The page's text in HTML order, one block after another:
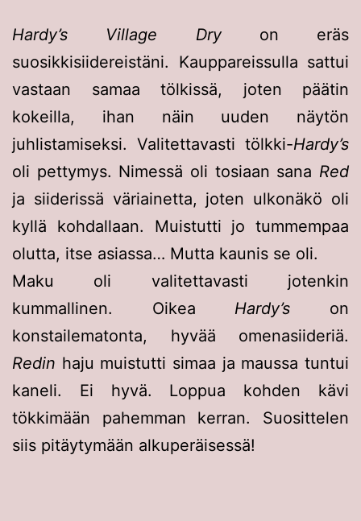
Hardy’s Village Dryon eräs
suosikkisiidereistäni. Kauppareissulla sattui
vastaan samaa tölkissä, joten päätin
kokeilla, ihan näin uuden näytön
juhlistamiseksi. Valitettavasti tölkki-Hardy’s
oli pettymys. Nimessä oli tosiaan sana Red
ja siiderissä väriainetta, joten ulkonäkö oli
kyllä kohdallaan. Muistutti jo tummempaa
olutta, itse asiassa… Mutta kaunis se oli.
Maku oli valitettavasti jotenkin
kummallinen. Oikea Hardy’s on
konstailematonta, hyvää omenasiideriä.
Redin haju muistutti simaa ja maussa tuntui
kaneli. Ei hyvä. Loppua kohden kävi
tökkimään pahemman kerran. Suosittelen
siis pitäytymään alkuperäisessä!